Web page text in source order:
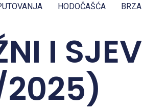
HODOČAŠĆA
I